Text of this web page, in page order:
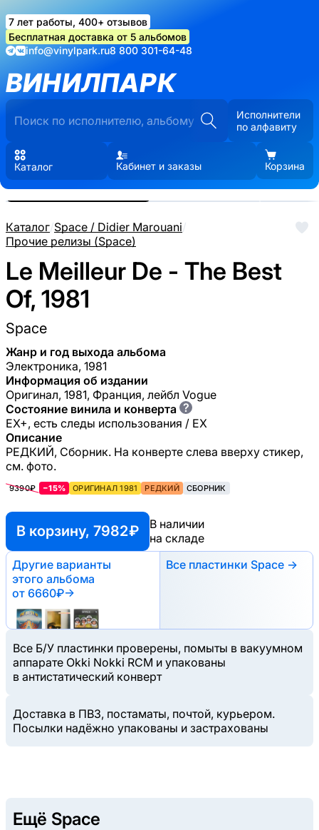
7 лет работы, 400+ отзывов
Бесплатная доставка от 5 альбомов
info@vinylpark.ru8 800 301-64-48
ВИНИЛПАРК
Исполнители
по алфавиту
Каталог Кабинет и заказы Корзина
Каталог/Space / Didier Marouani/
Прочие релизы (Space)
Le Meilleur De - The Best
Of, 1981
Space
Жанр и год выхода альбома
Электроника, 1981
Информация об издании
Оригинал, 1981, Франция, лейбл Vogue
Состояние винила и конверта ?
EX+, есть следы использования / EX
Описание
РЕДКИЙ, Сборник. На конверте слева вверху стикер,
см. фото.
9390₽ −15% ОРИГИНАЛ 1981 РЕДКИЙ СБОРНИК
В корзину, 7982 ₽
В наличии
на складе
Другие варианты
этого альбома
от 6660₽→
Все пластинки Space →
Все Б/У пластинки проверены, помыты в вакуумном
аппарате Okki Nokki RCM и упакованы
в антистатический конверт
Доставка в ПВЗ, постаматы, почтой, курьером.
Посылки надёжно упакованы и застрахованы
Реальные фото пластинки.
Нажмите, чтобы увеличить
Ещё Space